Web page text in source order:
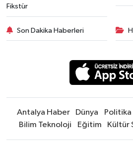
Fikstür
Son Dakika Haberleri
Antalya Haber Dünya Politika
Bilim Teknoloji
Eğitim Kültür